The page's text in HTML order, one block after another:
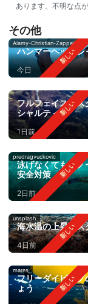
あります。不明な点
その他
Alamy-Christian-Zappel
ハンマーヘッド
今日
フルフェイスマ
シャルティ
1日前
predragvuckovic
泳げなくてもス
安全対策
2日前
unsplash
海水温の上昇：
4日前
mares
フリーダイビング
ょう